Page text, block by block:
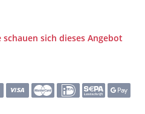
sich dieses Angebot